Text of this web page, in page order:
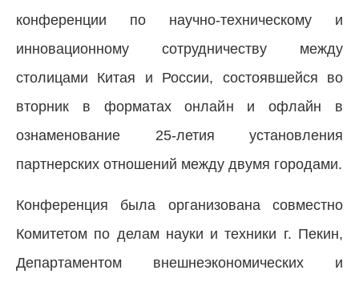
конференции по научно-техническому и
инновационному сотрудничеству между
столицами Китая и России, состоявшейся во
вторник в форматах онлайн и офлайн в
ознаменование 25-летия установления
партнерских отношений между двумя городами.
Конференция была организована совместно
Комитетом по делам науки и техники г. Пекин,
Департаментом внешнеэкономических и